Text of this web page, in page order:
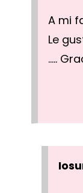
A mi
Le
…..